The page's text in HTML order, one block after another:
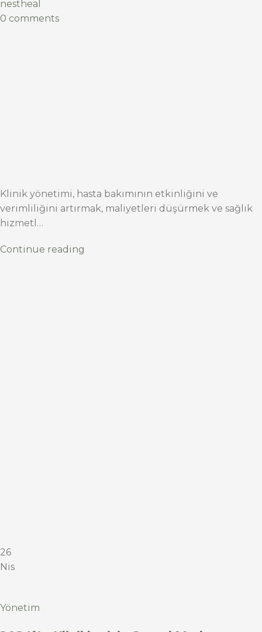
nestheal
0 comments
Klinik yönetimi, hasta bakımının etkinliğini ve
verimliliğini artırmak, maliyetleri düşürmek ve sağlık
hizmetl…
Continue reading
26
Nis
Yönetim